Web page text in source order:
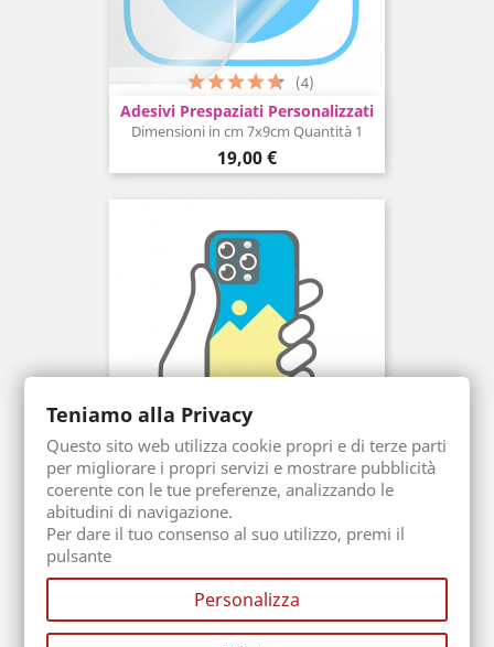
Adesivi Prespaziati Personalizzati
Dimensioni in cm 7x9cm Quantità 1
Prezzo
19,00 €
(4)
Cover IPhone Personalizzata
Modelli iPhone iPhone 14 Pro Max
Prezzo
18,00 €
(4)
Teniamo alla Privacy
Questo sito web utilizza cookie propri e di terze parti
per migliorare i propri servizi e mostrare pubblicità
coerente con le tue preferenze, analizzando le
abitudini di navigazione.
Per dare il tuo consenso al suo utilizzo, premi il
pulsante
Personalizza